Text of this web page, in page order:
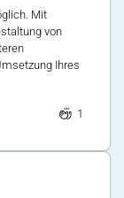
Mit
von
Ihres
1